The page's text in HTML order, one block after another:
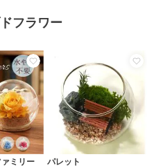
フラワー
ミリー パレット